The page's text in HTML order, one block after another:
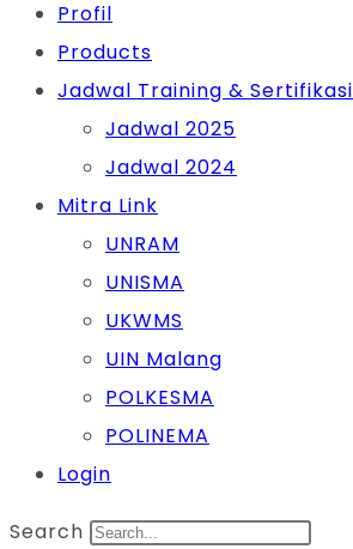
Profil
Products
Jadwal Training & Sertifikasi
Jadwal 2025
Jadwal 2024
Mitra Link
UNRAM
UNISMA
UKWMS
UIN Malang
POLKESMA
POLINEMA
Login
Search